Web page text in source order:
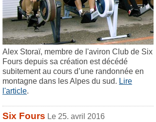
Alex Storaï, membre de l'aviron Club de Six
Fours depuis sa création est décédé
subitement au cours d’une randonnée en
montagne dans les Alpes du sud. Lire
l'article.
Six Fours Le 25. avril 2016